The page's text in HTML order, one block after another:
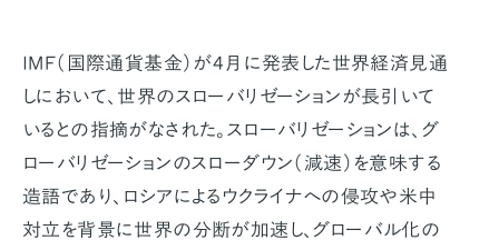
IMF（国際通貨基金）が4月に発表した世界経済見通
しにおいて、世界のスローバリゼーションが長引いて
いるとの指摘がなされた。スローバリゼーションは、グ
ローバリゼーションのスローダウン（減速）を意味する
造語であり、ロシアによるウクライナへの侵攻や米中
対立を背景に世界の分断が加速し、グローバル化の